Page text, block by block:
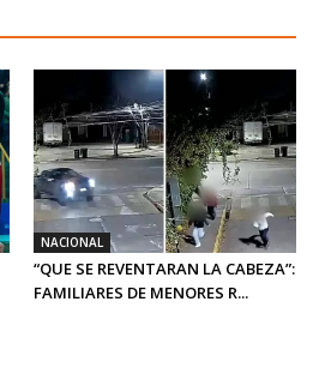
NACIONAL
“QUE SE REVENTARAN LA CABEZA”:
FAMILIARES DE MENORES R...